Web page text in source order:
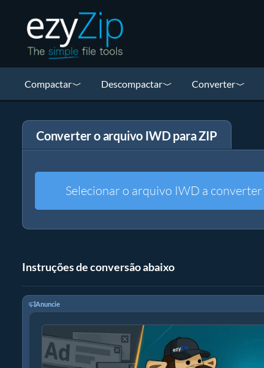
Compactar Descompactar Converter
Converter o arquivo IWD para ZIP
Selecionar o arquivo IWD a converter
Instruções de conversão abaixo
Anuncie